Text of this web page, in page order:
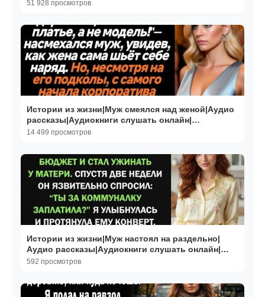
51 928 просмотров
Истории из жизни|Муж смеялся над женой|Аудио
рассказы|Аудиокниги слушать онлайн|
Жизненные истории
14 499 просмотров
Истории из жизни|Муж настоял на раздельно|
Аудио рассказы|Аудиокниги слушать онлайн|
Жизненные истории
592 просмотров